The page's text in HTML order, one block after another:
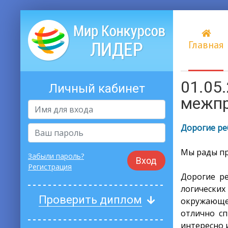
Главная
Личный кабинет
Вход
Забыли пароль?
Регистрация
Проверить диплом
Дорогие
Мы рады
Дорогие
отлично
интересно